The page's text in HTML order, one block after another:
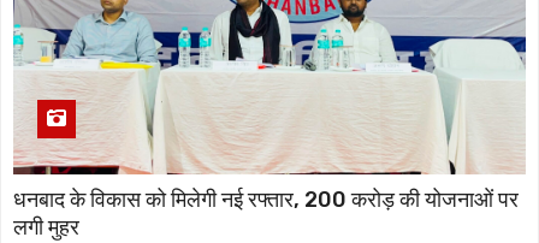
धनबाद के विकास को मिलेगी नई रफ्तार, 200 करोड़ की योजनाओं पर
लगी मुहर